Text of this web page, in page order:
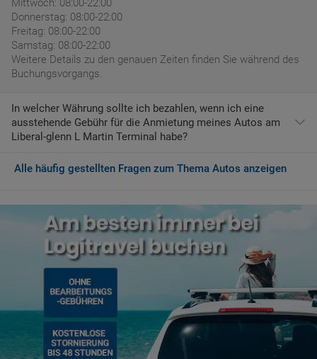
Mittwoch: 08:00-22:00
Donnerstag: 08:00-22:00
Freitag: 08:00-22:00
Samstag: 08:00-22:00
Weitere Details zu den genauen Zeiten finden Sie während des
Buchungsvorgangs.
In welcher Währung sollte ich bezahlen, wenn ich eine
ausstehende Gebühr für die Anmietung meines Autos am
Liberal-glenn L Martin Terminal habe?
Wenn Sie am Liberal-glenn L Martin Terminal ankommend
Währung von USA erfolgen, nämlich USD.
Alle häufig gestellten Fragen zum Thema Autos anzeigen